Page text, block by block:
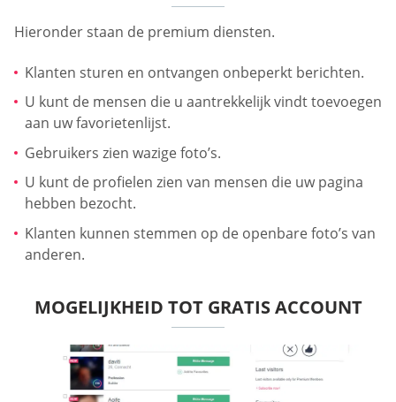
Hieronder staan de premium diensten.
Klanten sturen en ontvangen onbeperkt berichten.
U kunt de mensen die u aantrekkelijk vindt toevoegen
aan uw favorietenlijst.
Gebruikers zien wazige foto’s.
U kunt de profielen zien van mensen die uw pagina
hebben bezocht.
Klanten kunnen stemmen op de openbare foto’s van
anderen.
MOGELIJKHEID TOT GRATIS ACCOUNT